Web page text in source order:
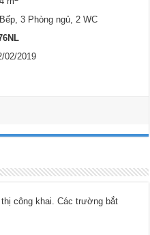
3 Phòng ngủ, 2 WC
02/2019
công khai. Các trường bắt